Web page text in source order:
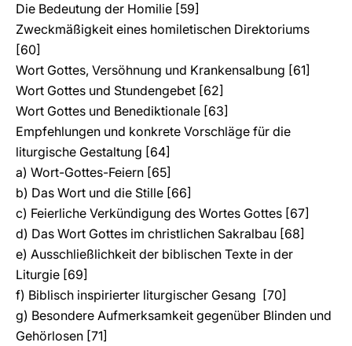
Die Bedeutung der Homilie [59]
Zweckmäßigkeit eines homiletischen Direktoriums
[60]
Wort Gottes, Versöhnung und Krankensalbung [61]
Wort Gottes und Stundengebet [62]
Wort Gottes und Benediktionale [63]
Empfehlungen und konkrete Vorschläge für die
liturgische Gestaltung [64]
a) Wort-Gottes-Feiern [65]
b) Das Wort und die Stille [66]
c) Feierliche Verkündigung des Wortes Gottes [67]
d) Das Wort Gottes im christlichen Sakralbau [68]
e) Ausschließlichkeit der biblischen Texte in der
Liturgie [69]
f) Biblisch inspirierter liturgischer Gesang [70]
g) Besondere Aufmerksamkeit gegenüber Blinden und
Gehörlosen [71]